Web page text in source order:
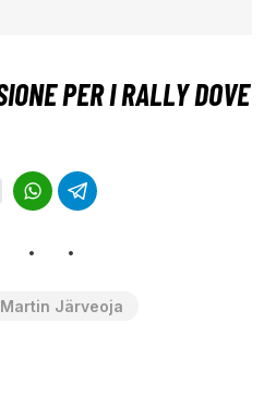
Martin Järveoja